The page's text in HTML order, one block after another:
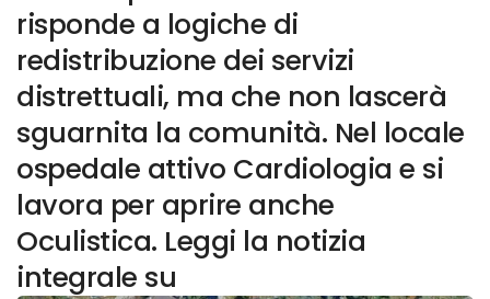
risponde a logiche di
redistribuzione dei servizi
distrettuali, ma che non lascerà
sguarnita la comunità. Nel locale
ospedale attivo Cardiologia e si
lavora per aprire anche
Oculistica. Leggi la notizia
integrale su